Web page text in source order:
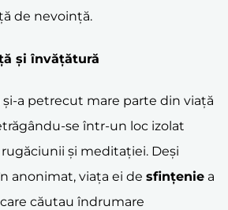
de nevoință.
și învățătură
și-a petrecut mare parte din viață
se într-un loc izolat
și meditației. Deși
anonimat, viața ei de sfințenie a
căutau îndrumare